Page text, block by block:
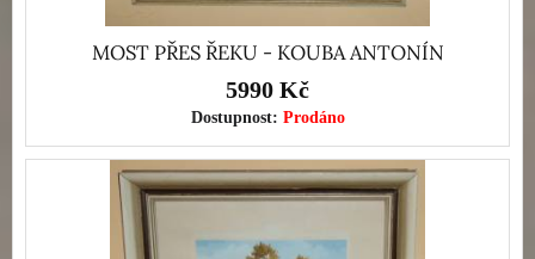
MOST PŘES ŘEKU - KOUBA ANTONÍN
5990 Kč
Dostupnost: Prodáno